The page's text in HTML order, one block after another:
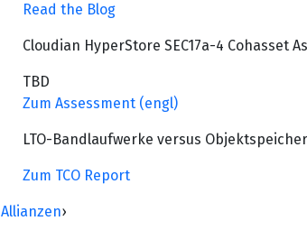
Read the Blog
Cloudian HyperStore SEC17a-4 Cohasset
TBD
Zum Assessment (engl)
LTO-Bandlaufwerke versus Objektspeicher
Zum TCO Report
Allianzen›